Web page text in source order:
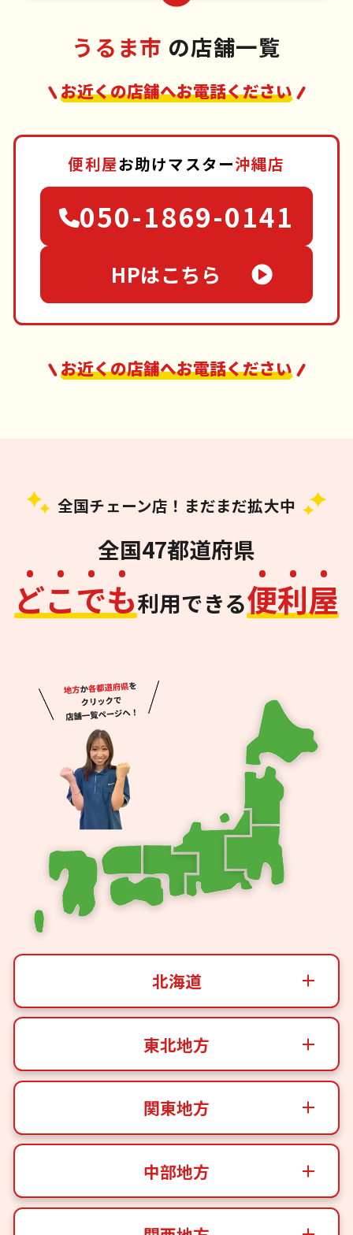
うるま市 の店舗一覧
お近くの店舗へお電話ください
便利屋お助けマスター沖縄店
050-1869-0141
HPはこちら
お近くの店舗へお電話ください
全国チェーン店！まだまだ拡大中
全国47都道府県
どこでも利用できる便利屋
北海道
東北地方
関東地方
中部地方